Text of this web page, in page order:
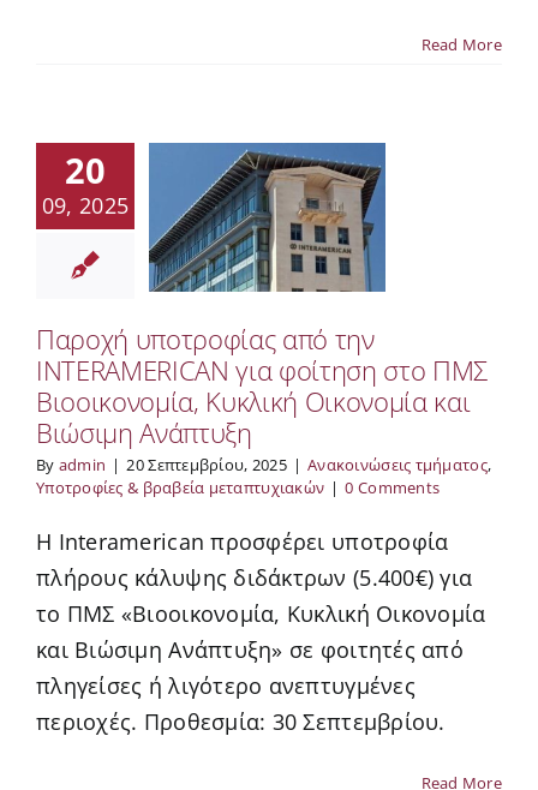
Read More
20
09, 2025
Παροχή υποτροφίας από την
ΙΝΤΕRΑΜΕRΙCΑΝ για φοίτηση στο ΠΜΣ
Βιοοικονομία, Κυκλική Οικονομία και
Βιώσιμη Ανάπτυξη
By admin | 20 Σεπτεμβρίου, 2025 | Ανακοινώσεις τμήματος,
Υποτροφίες & βραβεία μεταπτυχιακών | 0 Comments
Η Interamerican προσφέρει υποτροφία
πλήρους κάλυψης διδάκτρων (5.400€) για
το ΠΜΣ «Βιοοικονομία, Κυκλική Οικονομία
και Βιώσιμη Ανάπτυξη» σε φοιτητές από
πληγείσες ή λιγότερο ανεπτυγμένες
περιοχές. Προθεσμία: 30 Σεπτεμβρίου.
Read More